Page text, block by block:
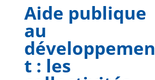
Aide publique
au
développemen
t : les